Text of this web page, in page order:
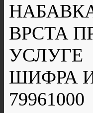
ВРСТА
УСЛУГЕ
ШИФРА
79961000